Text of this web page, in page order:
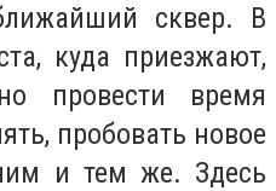
сквер. В
куда приезжают,
провести время
пробовать новое
и тем же. Здесь